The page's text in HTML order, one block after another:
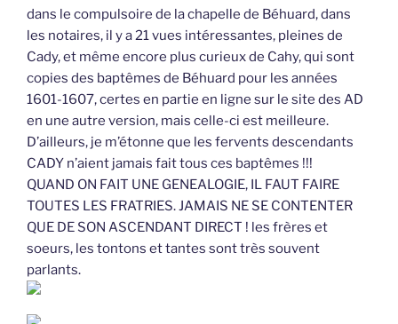
dans le compulsoire de la chapelle de Béhuard, dans
les notaires, il y a 21 vues intéressantes, pleines de
Cady, et même encore plus curieux de Cahy, qui sont
copies des baptêmes de Béhuard pour les années
1601-1607, certes en partie en ligne sur le site des AD
en une autre version, mais celle-ci est meilleure.
D’ailleurs, je m’étonne que les fervents descendants
CADY n’aient jamais fait tous ces baptêmes !!!
QUAND ON FAIT UNE GENEALOGIE, IL FAUT FAIRE
TOUTES LES FRATRIES. JAMAIS NE SE CONTENTER
QUE DE SON ASCENDANT DIRECT ! les frères et
soeurs, les tontons et tantes sont très souvent
parlants.